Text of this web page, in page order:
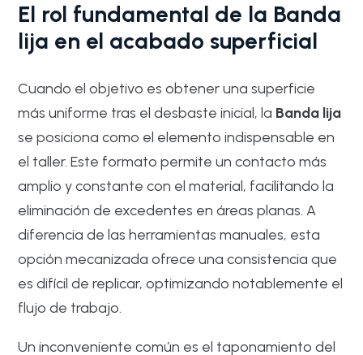
El rol fundamental de la Banda
lija en el acabado superficial
Cuando el objetivo es obtener una superficie
más uniforme tras el desbaste inicial, la Banda lija
se posiciona como el elemento indispensable en
el taller. Este formato permite un contacto más
amplio y constante con el material, facilitando la
eliminación de excedentes en áreas planas. A
diferencia de las herramientas manuales, esta
opción mecanizada ofrece una consistencia que
es difícil de replicar, optimizando notablemente el
flujo de trabajo.
Un inconveniente común es el taponamiento del